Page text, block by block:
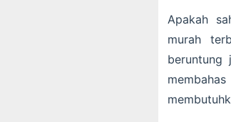
Apakah
murah